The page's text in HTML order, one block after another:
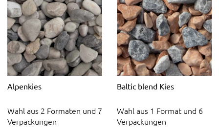
Alpenkies
Wahl aus 2 Formaten und 7
Verpackungen
Baltic blend Kies
Wahl aus 1 Format und 6
Verpackungen